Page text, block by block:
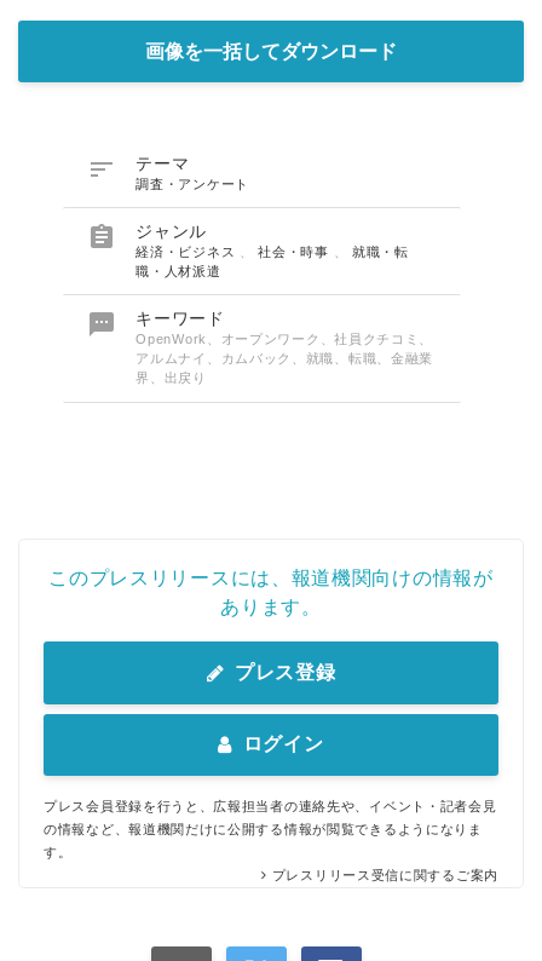
画像を一括してダウンロード
 テーマ
調査・アンケート
 ジャンル
経済・ビジネス 、社会・時事
就職・転
職・人材派遣
 キーワード
OpenWork、オープンワーク、社員クチコミ、
アルムナイ、カムバック、就職、転職、金融業
界、出戻り
このプレスリリースには、報道機関向けの情報が
あります。
プレス登録
ログイン
プレス会員登録を行うと、広報担当者の連絡先や、イベント・記者会見
の情報など、報道機関だけに公開する情報が閲覧できるようになりま
す。
プレスリリース受信に関するご案内